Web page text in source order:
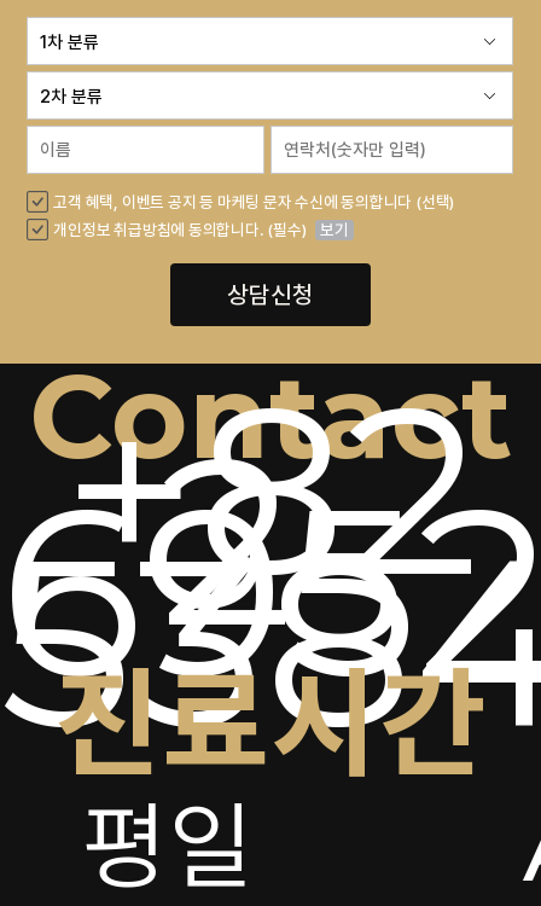
고객 혜택, 이벤트 공지 등 마케팅 문자 수신에 동의합니다 (선택)
개인정보 취급방침에 동의합니다. (필수)
보기
상담신청
Contact
+82
2-
진료시간
평일